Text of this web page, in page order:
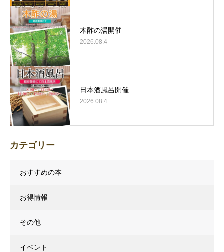
木酢の湯開催
2026.08.4
日本酒風呂開催
2026.08.4
カテゴリー
おすすめの本
お得情報
その他
イベント